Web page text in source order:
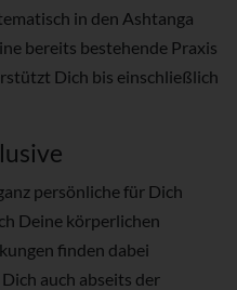
in den Ashtanga
bereits bestehende Praxis
Dich bis einschließlich
persönliche für Dich
Deine körperlichen
finden dabei
auch abseits der